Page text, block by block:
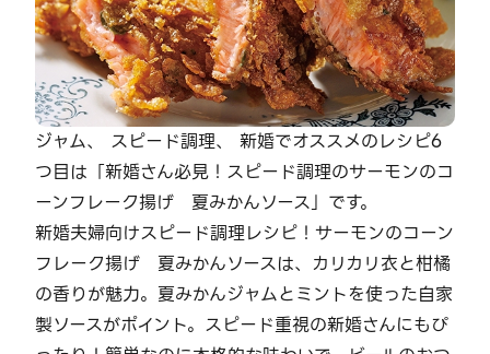
ジャム、 スピード調理、 新婚でオススメのレシピ6
つ目は「新婚さん必見！スピード調理のサーモンのコ
ーンフレーク揚げ 夏みかんソース」です。
新婚夫婦向けスピード調理レシピ！サーモンのコーン
フレーク揚げ 夏みかんソースは、カリカリ衣と柑橘
の香りが魅力。夏みかんジャムとミントを使った自家
製ソースがポイント。スピード重視の新婚さんにもぴ